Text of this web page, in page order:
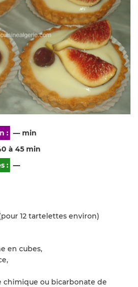
: — min
à 45 min
: —
12 tartelettes environ)
en cubes,
chimique ou bicarbonate de